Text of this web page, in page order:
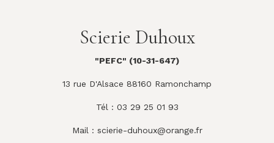
Scierie Duhoux
"PEFC" (10-31-647)
13 rue D'Alsace 88160 Ramonchamp
Tél : 03 29 25 01 93
Mail : scierie-duhoux@orange.fr